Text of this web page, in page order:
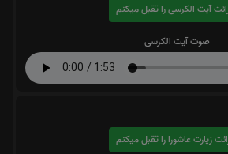
را تقبل میکنم
صوت آیت الکرسی
را تقبل میکنم